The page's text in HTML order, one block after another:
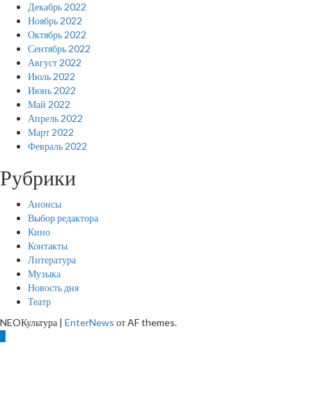
Декабрь 2022
Ноябрь 2022
Октябрь 2022
Сентябрь 2022
Август 2022
Июль 2022
Июнь 2022
Май 2022
Апрель 2022
Март 2022
Февраль 2022
Рубрики
Анонсы
Выбор редактора
Кино
Контакты
Литература
Музыка
Новость дня
Театр
NEOКультура
EnterNews от AF themes.